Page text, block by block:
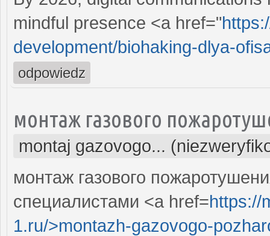
mindful presence <a href="
development/biohaking-dlya-
odpowiedz
монтаж газового
montaj gazovogo...
монтаж газового
специалистами <a href=https://
1.ru/>montazh-gazovogo-